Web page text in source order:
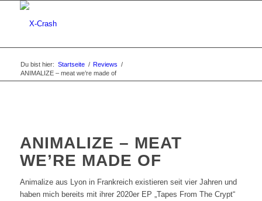
Du bist hier: Startseite / Reviews /
ANIMALIZE – meat we’re made of
ANIMALIZE – MEAT
WE’RE MADE OF
Animalize aus Lyon in Frankreich existieren seit vier Jahren und
haben mich bereits mit ihrer 2020er EP „Tapes From The Crypt“